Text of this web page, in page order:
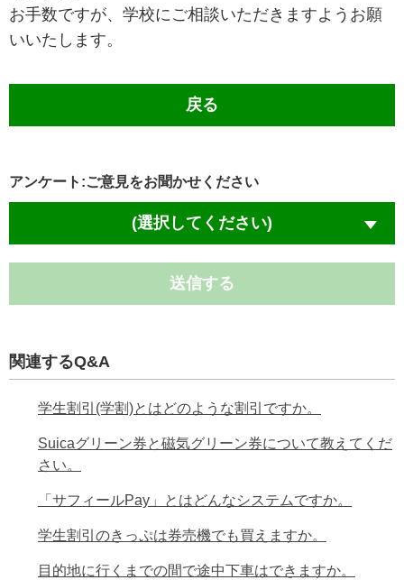
お手数ですが、学校にご相談いただきますようお願
いいたします。
戻る
アンケート:ご意見をお聞かせください
(選択してください)
送信する
関連するQ&A
学生割引(学割)とはどのような割引ですか。
Suicaグリーン券と磁気グリーン券について教えてくだ
さい。
「サフィールPay」とはどんなシステムですか。
学生割引のきっぷは券売機でも買えますか。
目的地に行くまでの間で途中下車はできますか。